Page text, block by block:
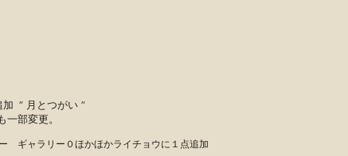
加 ” 月 とつがい ”
変更。
ギャラリー０ほかほかライチョウに１点追加